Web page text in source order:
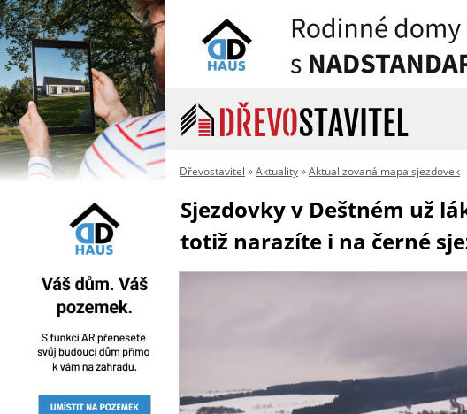
Dřevostavitel »Aktuality»Aktualizovaná mapa sjezdovek
Sjezdovky v Deštném už
totiž narazíte i na černé